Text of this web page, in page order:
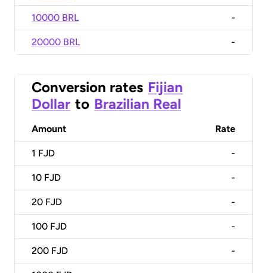
10000 BRL -
20000 BRL -
Conversion rates Fijian
Dollar to Brazilian Real
Amount Rate
1 FJD -
10 FJD -
20 FJD -
100 FJD -
200 FJD -